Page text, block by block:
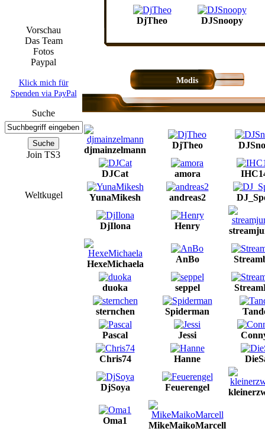
Vorschau
Das Team
Fotos
Paypal
Klick mich für
Spenden via PayPal
Suche
Join TS3
Weltkugel
DjTheo DJSnoopy
Modis
djmainzelmann DjTheo
DJCat amora
YunaMikesh andreas2
DjIlona Henry
HexeMichaela AnBo
duoka seppel
sternchen Spiderman
Pascal Jessi
Chris74 Hanne
DjSoya Feuerengel
Oma1 MikeMaikoMarcell